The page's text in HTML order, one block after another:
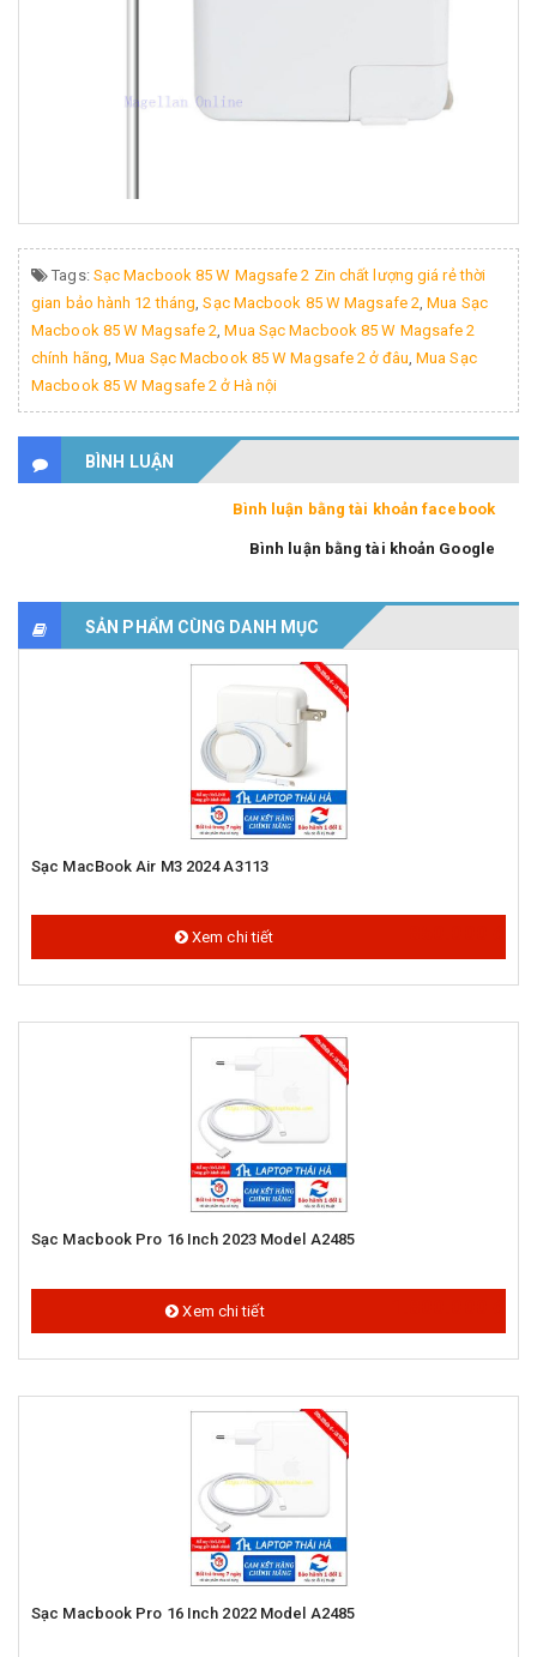
Tags: Sạc Macbook 85 W Magsafe 2 Zin chất lượng giá rẻ thời
gian bảo hành 12 tháng ,Sạc Macbook 85 W Magsafe 2 ,Mua Sạc
Macbook 85 W Magsafe 2 ,Mua Sạc Macbook 85 W Magsafe 2
chính hãng ,Mua Sạc Macbook 85 W Magsafe 2 ở đâu ,Mua Sạc
Macbook 85 W Magsafe 2 ở Hà nội
BÌNH LUẬN
Bình luận bằng tài khoản facebook
Bình luận bằng tài khoản Google
SẢN PHẨM CÙNG DANH MỤC
Sạc MacBook Air M3 2024 A3113
Xem chi tiết
Sạc Macbook Pro 16 Inch 2023 Model A2485
Xem chi tiết
Sạc Macbook Pro 16 Inch 2022 Model A2485